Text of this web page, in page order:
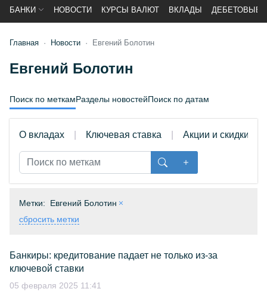
БАНКИ НОВОСТИ КУРСЫ ВАЛЮТ ВКЛАДЫ ДЕБЕТОВЫЕ
Главная Новости Евгений Болотин
Евгений Болотин
Поиск по меткамРазделы новостейПоиск по датам
О вкладах Ключевая ставка Акции и скидки
Метки:
Евгений Болотин
сбросить метки
Банкиры: кредитование падает не только из-за
ключевой ставки
05 февраля 2025 11:41